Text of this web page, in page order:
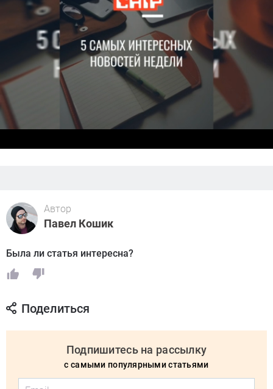
Автор
Павел Кошик
Была ли статья интересна?
Поделиться
Подпишитесь на рассылку
с самыми популярными статьями